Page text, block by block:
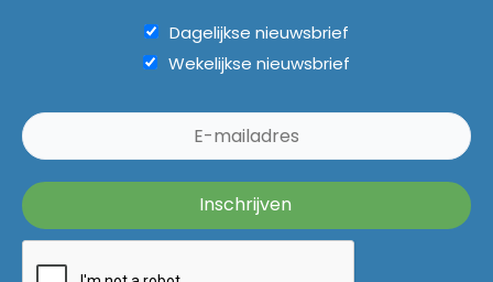
Dagelijkse nieuwsbrief
Wekelijkse nieuwsbrief